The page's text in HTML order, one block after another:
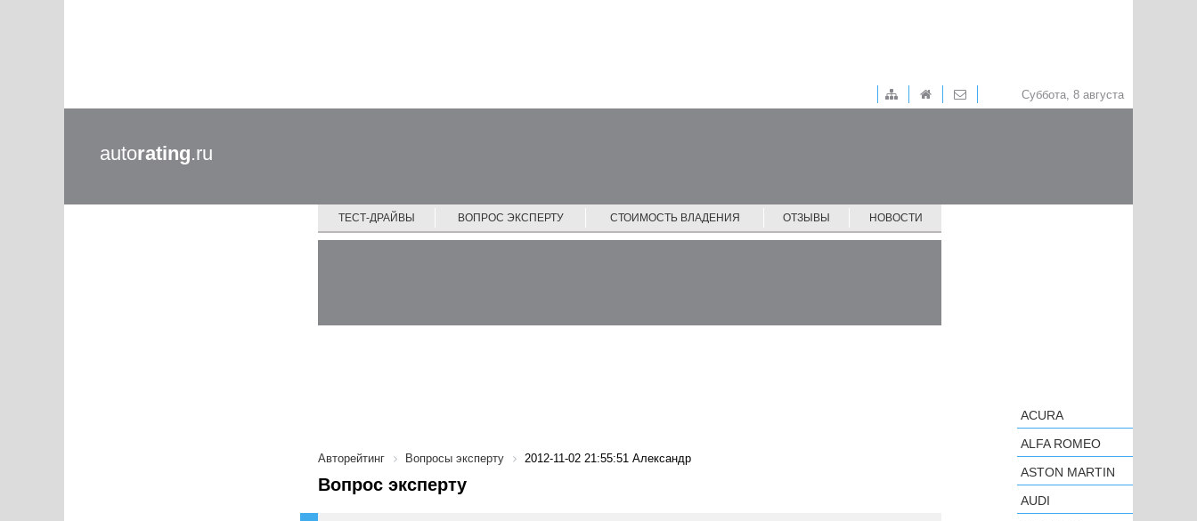
Суббота, 8 августа
autorating.ru
ТЕСТ-ДРАЙВЫ ВОПРОС ЭКСПЕРТУ СТОИМОСТЬ ВЛАДЕНИЯ ОТЗЫВЫ НОВОСТИ
Авторейтинг Вопросы эксперту 2012-11-02 21:55:51 Александр
Вопрос эксперту
ACURA
ALFA ROMEO
ASTON MARTIN
AUDI